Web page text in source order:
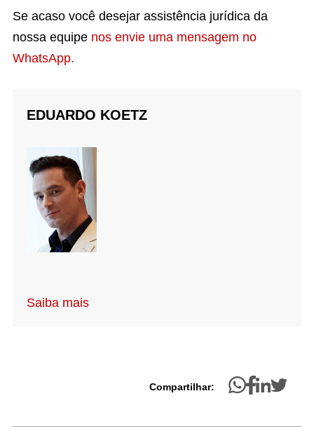
Se acaso você desejar assistência jurídica da
nossa equipe nos envie uma mensagem no
WhatsApp.
EDUARDO KOETZ
Saiba mais
Compartilhar: